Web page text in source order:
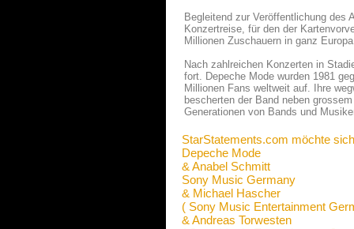
Begleitend zur Veröffentlichung des
Konzertreise, für den der
Millionen Zuschauern in ganz
Nach zahlreichen Konzerten in
fort. Depeche Mode wurden 1981
Millionen Fans weltweit auf. Ihre
bescherten der Band neben
Generationen von Bands und
StarStatements.com möchte
Depeche Mode
& Anabel Schmitt
Sony Music Germany
& Michael Hascher
( Sony Music Entertainment
& Andreas Torwesten